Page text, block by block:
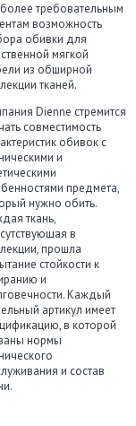
требовательным
возможность
обивки для
мягкой
из обширной
тканей.
Dienne стремится
совместимость
обивок с
и
предмета,
нужно обить.
ткань,
в
прошла
стойкости к
и
Каждый
артикул имеет
в которой
нормы
и состав